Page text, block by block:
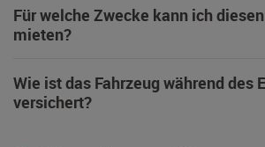
Für welche Zwecke kann ich
mieten?
Wie ist das Fahrzeug während des
versichert?